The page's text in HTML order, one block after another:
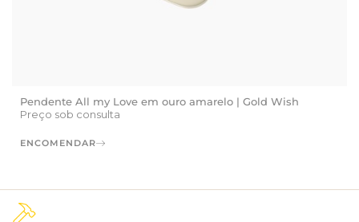
Pendente All my Love em ouro amarelo | Gold Wish
Preço sob consulta
ENCOMENDAR